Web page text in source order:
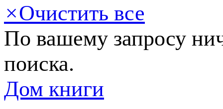
×Очистить все
По вашему запросу
поиска.
Дом книги